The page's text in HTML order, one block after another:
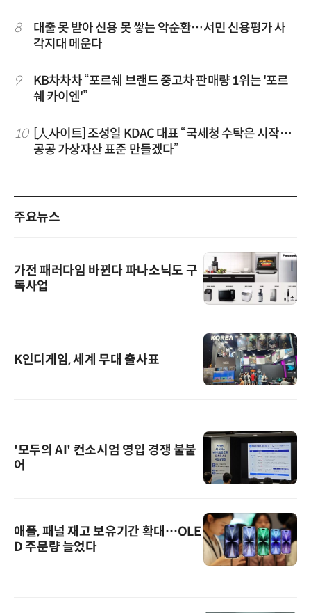
8
대출 못 받아 신용 못 쌓는 악순환…서민 신용평가 사
각지대 메운다
9
KB차차차 “포르쉐 브랜드 중고차 판매량 1위는 '포르
쉐 카이엔'”
10
[人사이트] 조성일 KDAC 대표 “국세청 수탁은 시작…
공공 가상자산 표준 만들겠다”
주요뉴스
가전 패러다임 바뀐다 파나소닉도 구
독사업
K인디게임, 세계 무대 출사표
'모두의 AI' 컨소시엄 영입 경쟁 불붙
어
애플, 패널 재고 보유기간 확대…OLE
D 주문량 늘었다